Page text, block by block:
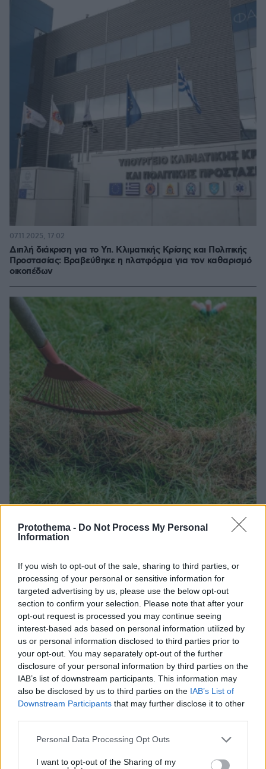
Protothema - Do Not Process My Personal
Information
If you wish to opt-out of the sale, sharing to third parties, or
processing of your personal or sensitive information for
targeted advertising by us, please use the below opt-out
section to confirm your selection. Please note that after your
opt-out request is processed you may continue seeing
interest-based ads based on personal information utilized by
us or personal information disclosed to third parties prior to
your opt-out. You may separately opt-out of the further
disclosure of your personal information by third parties on the
IAB’s list of downstream participants. This information may
also be disclosed by us to third parties on the IAB’s List of
Downstream Participants that may further disclose it to other
Please note that this website/app uses one or more Google
not limited to your visit or usage behaviour. You may click to
Personal Data Processing Opt Outs
I want to opt-out of the Sharing of my
Διπλή διάκριση για το Υπ. Κλιματικής Κρίσης και Πολιτικής
Προστασίας: Βραβεύθηκε η πλατφόρμα για τον καθαρισμό
οικοπέδων
07.11.2025, 17:02
Εκπνέει η προθεσμία για την υποβολή δηλώσεων για τα
ακαθάριστα οικόπεδα
Thema Insights